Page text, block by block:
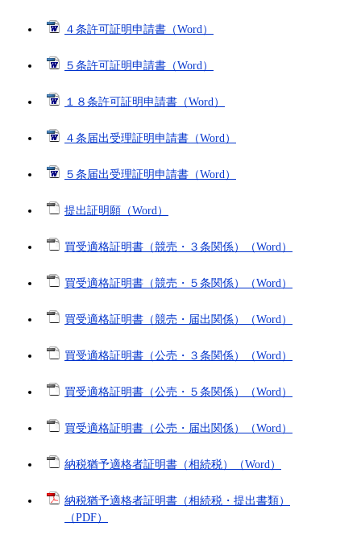
４条許可証明申請書（Word）
５条許可証明申請書（Word）
１８条許可証明申請書（Word）
４条届出受理証明申請書（Word）
５条届出受理証明申請書（Word）
提出証明願（Word）
買受適格証明書（競売・３条関係）（Word）
買受適格証明書（競売・５条関係）（Word）
買受適格証明書（競売・届出関係）（Word）
買受適格証明書（公売・３条関係）（Word）
買受適格証明書（公売・５条関係）（Word）
買受適格証明書（公売・届出関係）（Word）
納税猶予適格者証明書（相続税）（Word）
納税猶予適格者証明書（相続税・提出書類）
（PDF）